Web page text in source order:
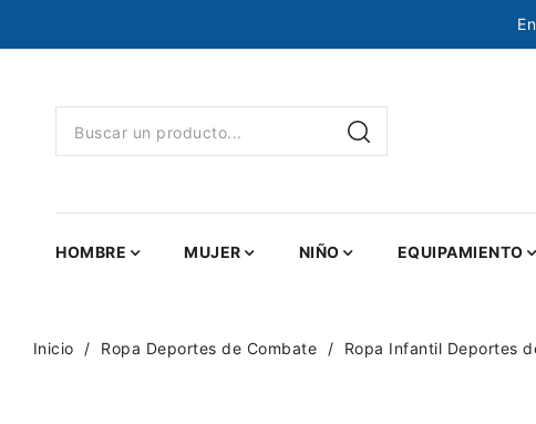
HOMBRE MUJER NIÑO EQUIPAMIENTO
Inicio Ropa Deportes de Combate Ropa Infantil Deportes